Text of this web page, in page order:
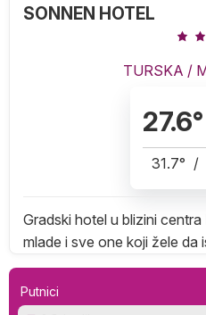
SONNEN HOTEL
TURSKA /
27.6°
31.7° /
Gradski hotel u blizini
mlade i sve one koji žele da
Putnici